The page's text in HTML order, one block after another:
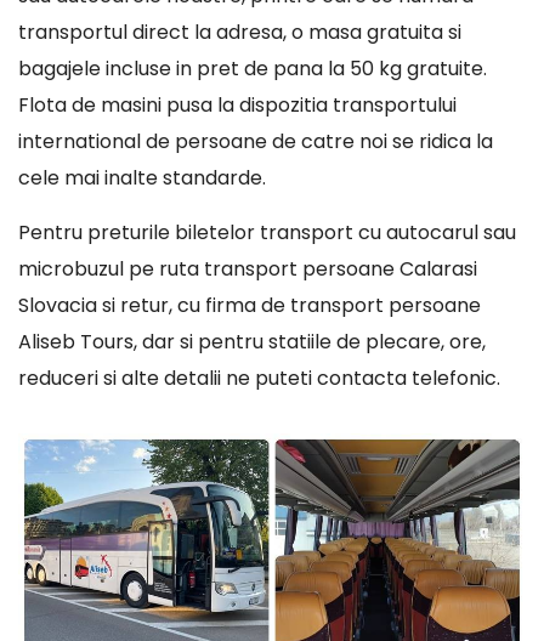
transportul direct la adresa, o masa gratuita si
bagajele incluse in pret de pana la 50 kg gratuite.
Flota de masini pusa la dispozitia transportului
international de persoane de catre noi se ridica la
cele mai inalte standarde.
Pentru preturile biletelor transport cu autocarul sau
microbuzul pe ruta transport persoane Calarasi
Slovacia si retur, cu firma de transport persoane
Aliseb Tours, dar si pentru statiile de plecare, ore,
reduceri si alte detalii ne puteti contacta telefonic.